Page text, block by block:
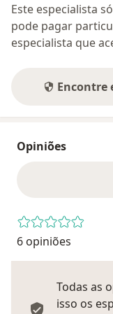
Este especialista
pode pagar
especialista que
Encontre
Opiniões
6 opiniões
Todas as
isso os